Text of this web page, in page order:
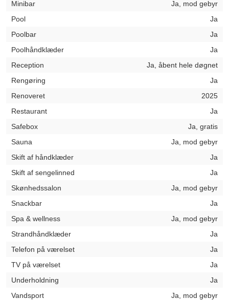
Minibar
Ja, mod gebyr
Pool
Ja
Poolbar
Ja
Poolhåndklæder
Ja
Reception
Ja, åbent hele døgnet
Rengøring
Ja
Renoveret
2025
Restaurant
Ja
Safebox
Ja, gratis
Sauna
Ja, mod gebyr
Skift af håndklæder
Ja
Skift af sengelinned
Ja
Skønhedssalon
Ja, mod gebyr
Snackbar
Ja
Spa & wellness
Ja, mod gebyr
Strandhåndklæder
Ja
Telefon på værelset
Ja
TV på værelset
Ja
Underholdning
Ja
Vandsport
Ja, mod gebyr